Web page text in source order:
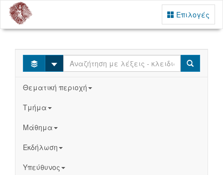
Επιλογές
Select Search
Θεματική περιοχή
Τμήμα
Μάθημα
Εκδήλωση
Υπεύθυνος